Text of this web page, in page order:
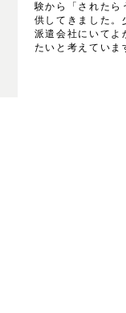
験から「されたら
供してきました。
派遣会社にいてよ
たいと考えていま